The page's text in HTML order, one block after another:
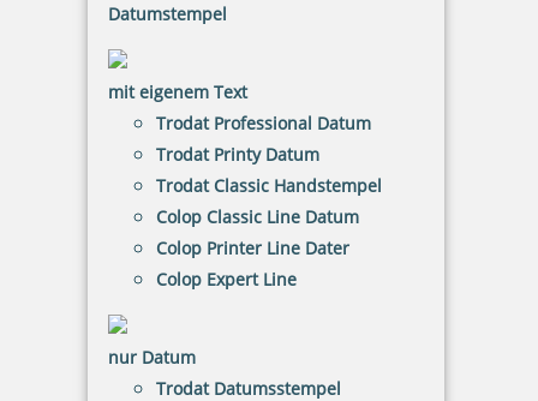
Datumstempel
mit eigenem Text
Trodat Professional Datum
Trodat Printy Datum
Trodat Classic Handstempel
Colop Classic Line Datum
Colop Printer Line Dater
Colop Expert Line
nur Datum
Trodat Datumsstempel
20,26 €